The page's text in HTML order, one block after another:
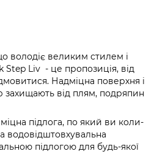
володіє великим стилем і
Step Liv - це пропозиція, від
Надміцна поверхня і
захищають від плям, подряпин
підлога, по який ви коли-
водовідштовхувальна
підлогою для будь-якої